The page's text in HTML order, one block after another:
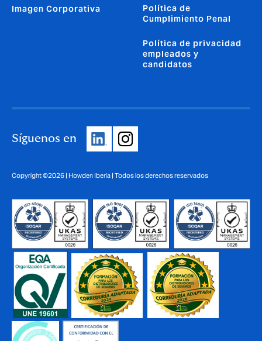
Imagen Corporativa
Política de
Cumplimiento Penal
Política de privacidad
empleados y
candidatos
Síguenos en
Copyright ©2026 | Howden Iberia | Todos los derechos reservados